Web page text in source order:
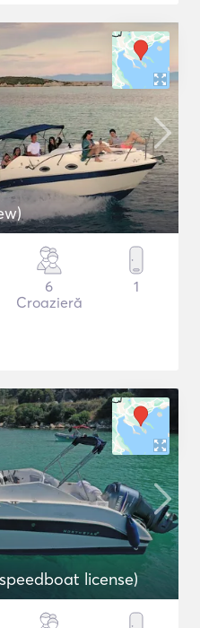
6
Croazieră
1
license)